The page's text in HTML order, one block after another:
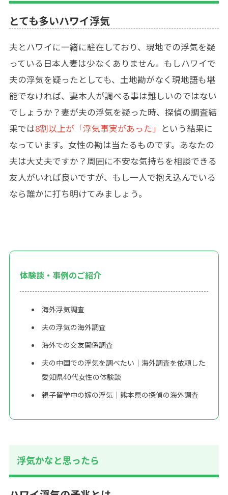
とても多いハワイ浮気
夫とハワイに一緒に駐在しており、現地での浮気を疑
っている日本人妻は少なくありません。もしハワイで
夫の浮気を疑ったとしても、土地勘がなく現地語も堪
能でなければ、妻本人が調べる事は難しいのではない
でしょうか？妻が夫の浮気を疑った時、探偵の調査結
果では8割以上が「浮気事実があった」 という結果に
なっています。女性の勘は当たるものです。あなたの
夫は大丈夫ですか？周囲に不安な気持ちを相談できる
友人がいれば良いですが、もし一人で抱え込んでいる
なら誰かに打ち明けてみましょう。
体験談・事例のご紹介
海外浮気調査
夫の浮気の海外調査
海外での交友関係調査
夫の中国での浮気を調べたい｜海外調査を依頼した
愛知県40代女性の体験談
親子留学中の嫁の浮気｜熊本県の探偵の海外調査
浮気かなと思ったら